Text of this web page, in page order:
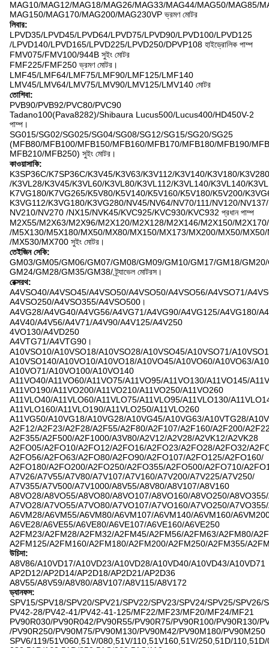
MAG10/MAG12/MAG18/MAG26/MAG33/MAG44/MAG50/MAG85/
MAG150/MAG170/MAG200/MAG230VP ভ্রমণ মোটর
লিবার:
LPVD35/LPVD45/LPVD64/LPVD75/LPVD90/LPVD100/LPVD125
/LPVD140/LPVD165/LPVD225/LPVD250/DPVP108 হাইড্রোলিক পাম্প
FMV075/FMV100/944B সুইং মোটর
FMF225/FMF250 ভ্রমণ মোটর।
LMF45/LMF64/LMF75/LMF90/LMF125/LMF140
LMV45/LMV64/LMV75/LMV90/LMV125/LMV140 মোটর
তোশিবা:
PVB90/PVB92/PVC80/PVC90
Tadano100(Pava8282)/Shibaura Lucus500/Lucus400/HD450V-2
পাম্প।
SG015/SG02/SG025/SG04/SG08/SG12/SG15/SG20/SG25
(MFB80/MFB100/MFB150/MFB160/MFB170/MFB180/MFB190/
MFB210/MFB250) সুইং মোটর।
কাওয়াসাকি:
K3SP36C/K7SP36C/K3V45/K3V63/K3V112/K3V140/K3V180/K3V280
/K3VL28/K3V45/K3VL60/K3VL80/K3VL112/K3VL140/K3VL140/
K7VG180/K7VG265/K5V80/K5V140/K5V160/K5V180/K5V200/
K3VG112/K3VG180/K3VG280/NV45/NV64/NV70/111/NV120/
NV210/NV270 /NX15/NVK45/KVC925/KVC930/KVC932 প্রধান পাম্প
M2X55/M2X63/M2X96/M2X120/M2X128/M2X146/M2X150/
/M5X130/M5X180/MX50/MX80/MX150/MX173/MX200/MX50/
/MX530/MX700 সুইং মোটর।
তেইজিন সেকি:
GM03/GM05/GM06/GM07/GM08/GM09/GM10/GM17/GM18/
GM24/GM28/GM35/GM38/ ট্র্যাভেল মোটরস।
রেক্সরথ:
A4VSO40/A4VSO45/A4VSO50/A4VSO50/A4VSO56/A4VSO71/
A4VSO250/A4VSO355/A4VSO500।
A4VG28/A4VG40/A4VG56/A4VG71/A4VG90/A4VG125/A4VG180/
A4V40/A4V56/A4V71/A4V90/A4V125/A4V250
4VO130/A4VD250
A4VTG71/A4VTG90।
A10VSO10/A10VSO18/A10VSO28/A10VSO45/A10VSO71/
A10VSO140/A10VO10/A10VO18/A10VO45/A10VO60/A10VO63/
A10VO71/A10VO100/A10VO140
A11VO40/A11VO60/A11VO75/A11VO95/A11VO130/A11VO145/
A11VO190/A11VO200/A11VO210/A11VO250/A11VO260
A11VLO40/A11VLO60/A11VLO75/A11VLO95/A11VLO130/
A11VLO160/A11VLO190/A11VLO250/A11VLO260
A11VG50/A10VG18/A10VG28/A10VG45/A10VG63/A10VTG28/
A2F12/A2F23/A2F28/A2F55/A2F80/A2F107/A2F160/A2F200/
A2F355/A2F500/A2F1000/A3V80/A2V12/A2V28/A2VK12/A2VK28
A2FO05/A2FO10/A2FO12/A2FO16/A2FO23/A2FO28/A2FO32/
A2FO56/A2FO63/A2FO80/A2FO90/A2FO107/A2FO125/A2FO160/
A2FO180/A2FO200/A2FO250/A2FO355/A2FO500/A2FO710/
A7V26/A7V55/A7V80/A7V107/A7V160/A7V200/A7V225/A7V250/
A7V355/A7V500/A7V1000/A8V55/A8V80/A8V107/A8V160
A8VO28/A8VO55/A8VO80/A8VO107/A8VO160/A8VO250/
A7VO28/A7VO55/A7VO80/A7VO107/A7VO160/A7VO250/
A6VM28/A6VM55/A6VM80/A6VM107/A6VM140/A6VM160/
A6VE28/A6VE55/A6VE80/A6VE107/A6VE160/A6VE250
A2FM23/A2FM28/A2FM32/A2FM45/A2FM56/A2FM63/A2FM80/
A2FM125/A2FM160/A2FM180/A2FM200/A2FM250/A2FM355/
উচিদা:
A8V86/A10VD17/A10VD23/A10VD28/A10VD40/A10VD43/A10VD71
AP2D12/AP2D14/AP2D18/AP2D21/AP2D36
A8V55/A8V59/A8V80/A8V107/A8V115/A8V172
ড্যানফস:
SPV15/SPV18/SPV20/SPV21/SPV22/SPV23/SPV24/SPV25/SPV26/
PV42-28/PV42-41/PV42-41-125/MF22/MF23/MF20/MF24/MF21
PV90R030/PV90R042/PV90R55/PV90R75/PV90R100/PV90R130/
/PV90R250/PV90M75/PV90M130/PV90M42/PV90M180/PV90M250
SPV6/119/51V060,51V/080,51V/110,51V160,51V/250,51D/